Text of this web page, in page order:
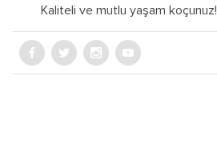
Kaliteli ve mutlu yaşam koçunuz!